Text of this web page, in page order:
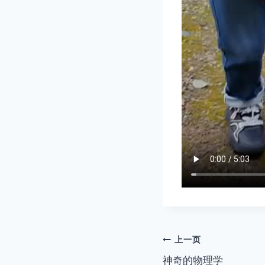
文上一页
神奇的物理学